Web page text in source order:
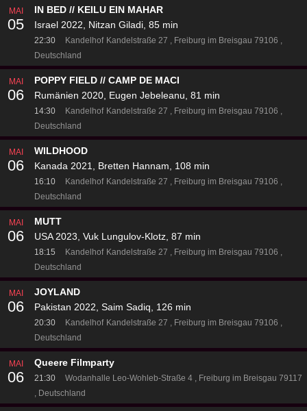
MAI
05
IN BED // KEILU EIN MAHAR
Israel 2022, Nitzan Giladi, 85 min
22:30 Kandelhof Kandelstraße 27
Freiburg im Breisgau 79106
Deutschland
MAI
06
POPPY FIELD // CAMP DE MACI
Rumänien 2020, Eugen Jebeleanu, 81 min
14:30 Kandelhof Kandelstraße 27
Freiburg im Breisgau 79106
Deutschland
MAI
06
WILDHOOD
Kanada 2021, Bretten Hannam, 108 min
16:10 Kandelhof Kandelstraße 27
Freiburg im Breisgau 79106
Deutschland
MAI
06
MUTT
USA 2023, Vuk Lungulov-Klotz, 87 min
18:15 Kandelhof Kandelstraße 27
Freiburg im Breisgau 79106
Deutschland
MAI
06
JOYLAND
Pakistan 2022, Saim Sadiq, 126 min
20:30 Kandelhof Kandelstraße 27
Freiburg im Breisgau 79106
Deutschland
MAI
06
Queere Filmparty
21:30 Wodanhalle Leo-Wohleb-Straße 4
Freiburg im Breisgau 79117
Deutschland